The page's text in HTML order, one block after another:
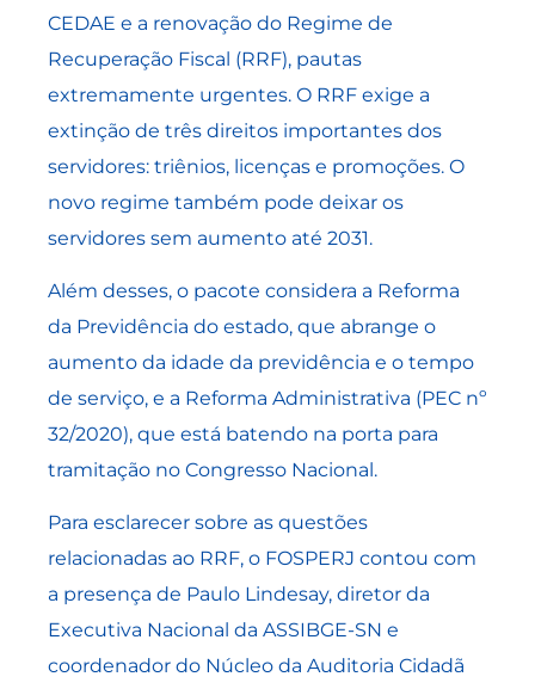
CEDAE e a renovação do Regime de
Recuperação Fiscal (RRF), pautas
extremamente urgentes. O RRF exige a
extinção de três direitos importantes dos
servidores: triênios, licenças e promoções. O
novo regime também pode deixar os
servidores sem aumento até 2031.
Além desses, o pacote considera a Reforma
da Previdência do estado, que abrange o
aumento da idade da previdência e o tempo
de serviço, e a Reforma Administrativa (PEC nº
32/2020), que está batendo na porta para
tramitação no Congresso Nacional.
Para esclarecer sobre as questões
relacionadas ao RRF, o FOSPERJ contou com
a presença de Paulo Lindesay, diretor da
Executiva Nacional da ASSIBGE-SN e
coordenador do Núcleo da Auditoria Cidadã